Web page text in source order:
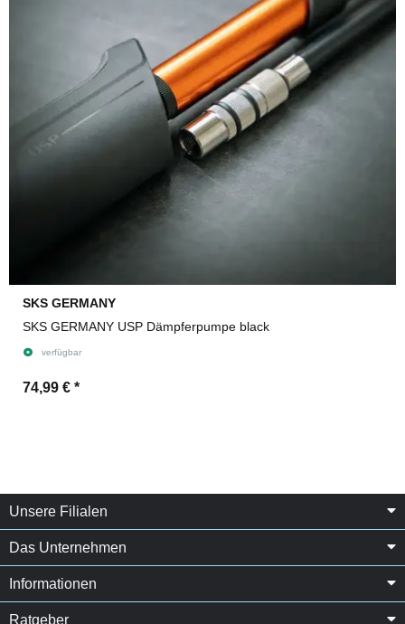
SKS GERMANY
SKS GERMANY USP Dämpferpumpe black
verfügbar
74,99 € *
Unsere Filialen
Das Unternehmen
Informationen
Ratgeber